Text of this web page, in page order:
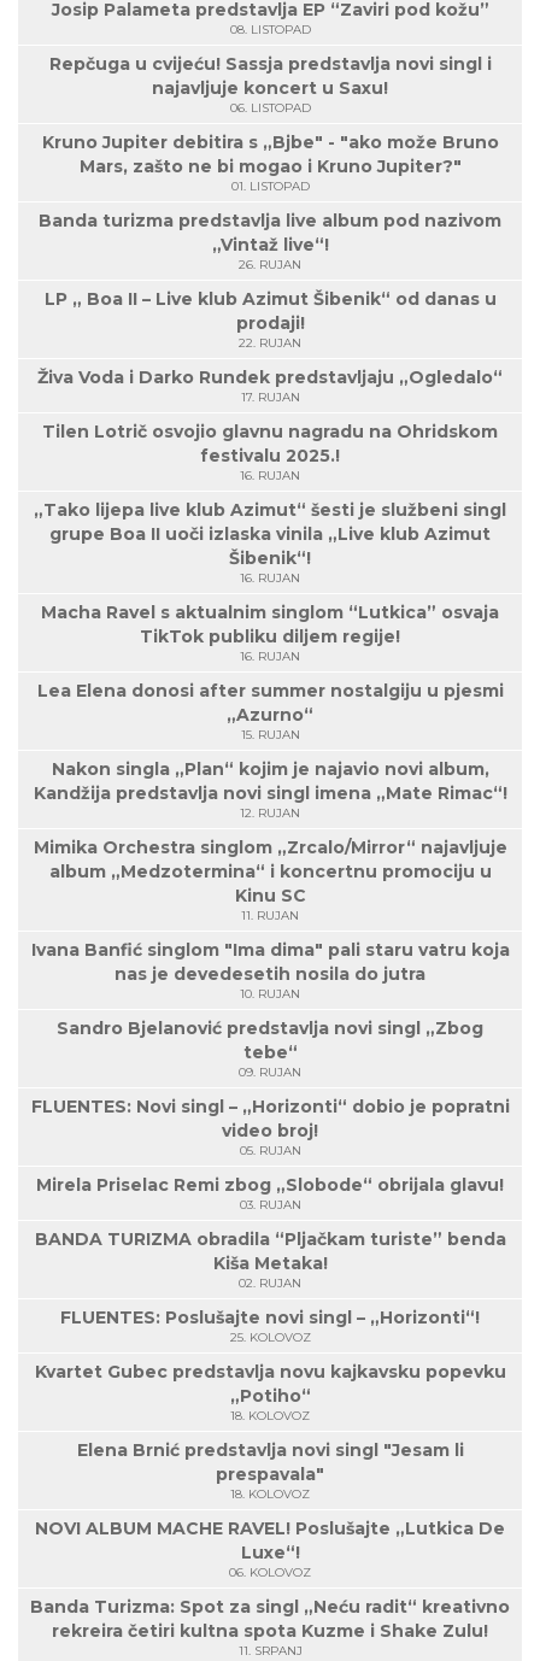
Josip Palameta predstavlja EP “Zaviri pod kožu”
08. LISTOPAD
Repčuga u cvijeću! Sassja predstavlja novi singl i
najavljuje koncert u Saxu!
06. LISTOPAD
Kruno Jupiter debitira s „Bjbe" - "ako može Bruno
Mars, zašto ne bi mogao i Kruno Jupiter?"
01. LISTOPAD
Banda turizma predstavlja live album pod nazivom
„Vintaž live“!
26. RUJAN
LP „ Boa II – Live klub Azimut Šibenik“ od danas u
prodaji!
22. RUJAN
Živa Voda i Darko Rundek predstavljaju „Ogledalo“
17. RUJAN
Tilen Lotrič osvojio glavnu nagradu na Ohridskom
festivalu 2025.!
16. RUJAN
„Tako lijepa live klub Azimut“ šesti je službeni singl
grupe Boa II uoči izlaska vinila „Live klub Azimut
Šibenik“!
16. RUJAN
Macha Ravel s aktualnim singlom “Lutkica” osvaja
TikTok publiku diljem regije!
16. RUJAN
Lea Elena donosi after summer nostalgiju u pjesmi
„Azurno“
15. RUJAN
Nakon singla „Plan“ kojim je najavio novi album,
Kandžija predstavlja novi singl imena „Mate Rimac“!
12. RUJAN
Mimika Orchestra singlom „Zrcalo/Mirror“ najavljuje
album „Medzotermina“ i koncertnu promociju u
Kinu SC
11. RUJAN
Ivana Banfić singlom "Ima dima" pali staru vatru koja
nas je devedesetih nosila do jutra
10. RUJAN
Sandro Bjelanović predstavlja novi singl „Zbog
tebe“
09. RUJAN
FLUENTES: Novi singl – „Horizonti“ dobio je popratni
video broj!
05. RUJAN
Mirela Priselac Remi zbog „Slobode“ obrijala glavu!
03. RUJAN
BANDA TURIZMA obradila “Pljačkam turiste” benda
Kiša Metaka!
02. RUJAN
FLUENTES: Poslušajte novi singl – „Horizonti“!
25. KOLOVOZ
Kvartet Gubec predstavlja novu kajkavsku popevku
„Potiho“
18. KOLOVOZ
Elena Brnić predstavlja novi singl "Jesam li
prespavala"
18. KOLOVOZ
NOVI ALBUM MACHE RAVEL! Poslušajte „Lutkica De
Luxe“!
06. KOLOVOZ
Banda Turizma: Spot za singl „Neću radit“ kreativno
rekreira četiri kultna spota Kuzme i Shake Zulu!
11. SRPANJ